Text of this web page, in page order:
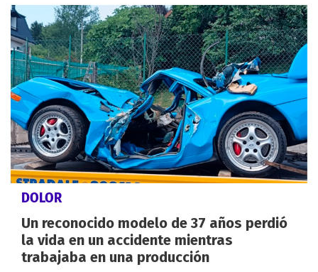
DOLOR
Un reconocido modelo de 37 años perdió
la vida en un accidente mientras
trabajaba en una producción